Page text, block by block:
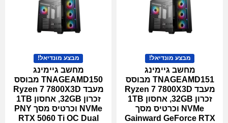
מבצע מונדיאל!
מחשב גיימינג
TNAGEAMD151 מבוסס
מעבד Ryzen 7 7800X3D
זכרון 32GB, אחסון 1TB
NVMe וכרטיס מסך
Gainward GeForce RTX
מבצע מונדיאל!
מחשב גיימינג
TNAGEAMD150 מבוסס
מעבד Ryzen 7 7800X3D
זכרון 32GB, אחסון 1TB
NVMe וכרטיס מסך PNY
RTX 5060 Ti OC Dual